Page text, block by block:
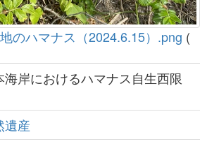
のハマナス（2024.6.15）.png (
海岸におけるハマナス自生西限
遺産